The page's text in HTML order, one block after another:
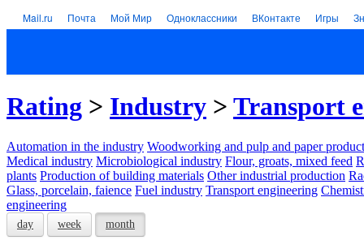
Mail.ru Почта Мой Мир Одноклассники ВКонтакте Игры
Rating > Industry > Transport
Automation in the industry Woodworking and pulp and paper
Medical industry Microbiological industry Flour, groats, mixed feed
plants Production of building materials Other industrial production
Glass, porcelain, faience Fuel industry Transport engineering
engineering
day week month